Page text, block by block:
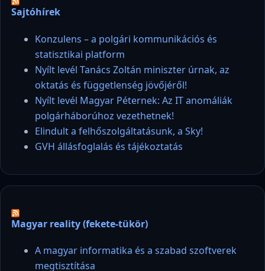
Sajtóhírek
Konzulens – a polgári kommunikációs és
statisztikai platform
Nyílt levél Tanács Zoltán miniszter úrnak, az
oktatás és függetlenség jövőjéről!
Nyílt levél Magyar Péternek: Az IT anomáliák
polgárháborúhoz vezethetnek!
Elindult a felhőszolgáltatásunk, a Sky!
GVH állásfoglalás és tájékoztatás
Magyar reality (fekete-tükör)
A magyar informatika és a szabad szoftverek
megtisztítása